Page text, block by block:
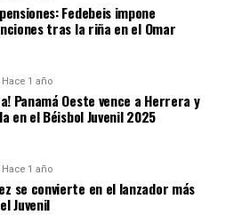
Fedebeis impone
tras la riña en el Omar
Hace 1 año
Panamá Oeste vence a Herrera y
en el Béisbol Juvenil 2025
Hace 1 año
se convierte en el lanzador más
Juvenil